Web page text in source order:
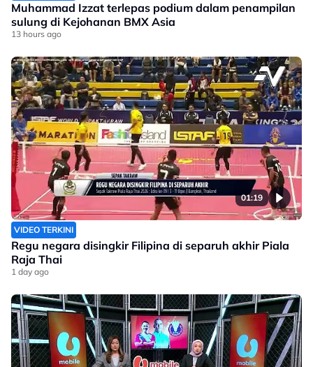
Muhammad Izzat terlepas podium dalam penampilan
sulung di Kejohanan BMX Asia
13 hours ago
01:19
VIDEO TERKINI
Regu negara disingkir Filipina di separuh akhir Piala
Raja Thai
1 day ago